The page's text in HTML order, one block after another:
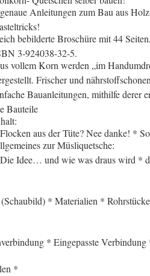
Anleitungen zum Bau aus
bebilderte Broschüre mit 44
3-924038-32-5.
vollem Korn werden „im
Frischer und
Bauanleitungen, mithilfe derer
Bauteile
aus der Tüte? Nee danke! *
zur Müsliquetsche:
Idee… und wie was draus wird *
* Materialien *
* Eingepasste Verbindung
*